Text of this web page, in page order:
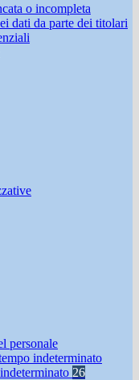
o incompleta
dati da parte dei titolari
personale
indeterminato
26